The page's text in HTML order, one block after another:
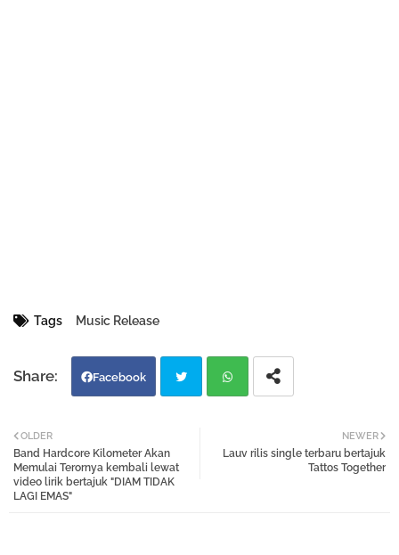
Tags Music Release
Facebook
atsa
NEWER
Lauv rilis single terbaru bertajuk
Tattos Together
OLDER
Band Hardcore Kilometer Akan
Memulai Terornya kembali lewat
video lirik bertajuk "DIAM TIDAK
LAGI EMAS"